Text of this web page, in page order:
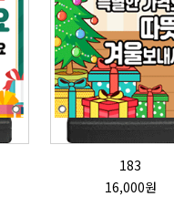
183
16,000원